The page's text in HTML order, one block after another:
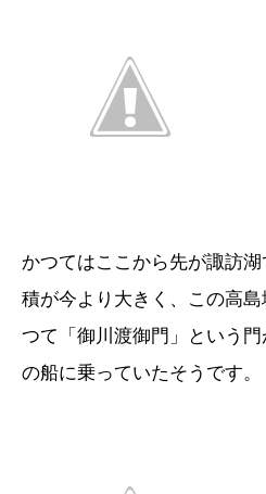
かつてはここから先が諏訪
積が今より大きく、この高
つて「御川渡御門」という
の船に乗っていたそうです。